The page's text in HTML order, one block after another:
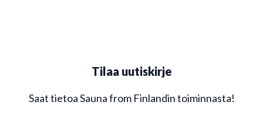
Tilaa uutiskirje
Saat tietoa Sauna from Finlandin toiminnasta!